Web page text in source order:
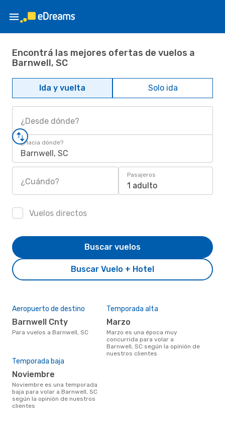
Encontrá las mejores ofertas de vuelos a
Barnwell, SC
Ida y vuelta Solo ida
¿Desde dónde?
¿Hacia dónde?
Barnwell, SC
¿Cuándo?
Pasajeros
1 adulto
Vuelos directos
Buscar Vuelo + Hotel
Buscar vuelos
Aeropuerto de destino
Barnwell Cnty
Para vuelos a Barnwell, SC
Temporada alta
marzo
marzo es una época muy
concurrida para volar a
Barnwell, SC según la opinión de
nuestros clientes
Temporada baja
noviembre
noviembre es una temporada
baja para volar a Barnwell, SC
según la opinión de nuestros
clientes